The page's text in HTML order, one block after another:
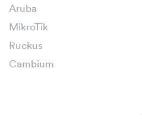
Aruba
MikroTik
Ruckus
Cambium